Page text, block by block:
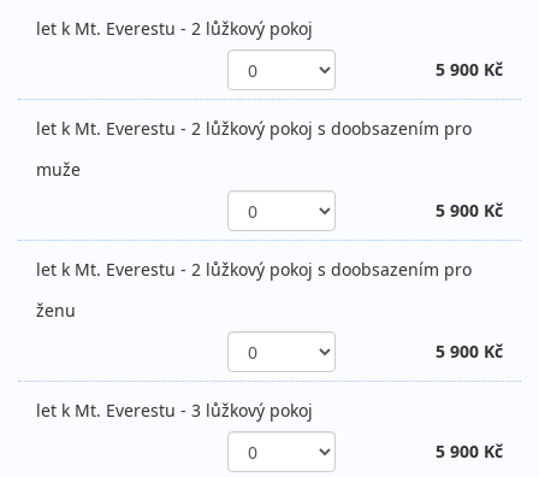
let k Mt. Everestu - 2 lůžkový pokoj
5 900 Kč
let k Mt. Everestu - 2 lůžkový pokoj s doobsazením pro
muže
5 900 Kč
let k Mt. Everestu - 2 lůžkový pokoj s doobsazením pro
ženu
5 900 Kč
let k Mt. Everestu - 3 lůžkový pokoj
5 900 Kč